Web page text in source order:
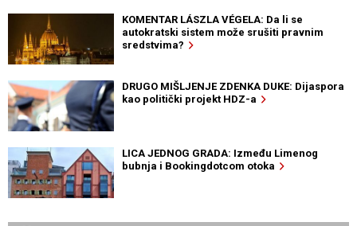
KOMENTAR LÁSZLA VÉGELA: Da li se
autokratski sistem može srušiti pravnim
sredstvima?
DRUGO MIŠLJENJE ZDENKA DUKE: Dijaspora
kao politički projekt HDZ-a
LICA JEDNOG GRADA: Između Limenog
bubnja i Bookingdotcom otoka